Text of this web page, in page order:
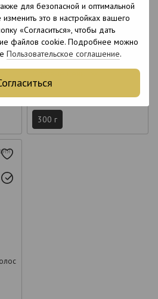
для безопасной и оптимальной
это в настройках вашего
«Согласиться», чтобы дать
файлов cookie. Подробнее можно
Пользовательское соглашение.
6
Разглаживающая маска Felps
Bamboo Bio Growth 300 г
1 190 грн
300 г